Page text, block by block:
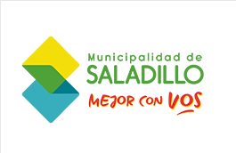
contenido
principal
Municipalidad
de Saladillo